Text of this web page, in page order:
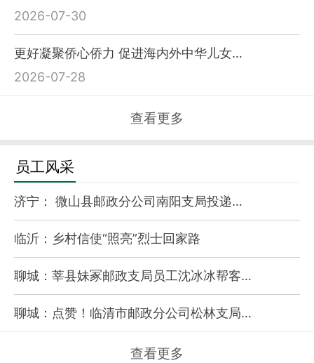
2026-07-30
更好凝聚侨心侨力 促进海内外中华儿女…
2026-07-28
查看更多
员工风采
济宁： 微山县邮政分公司南阳支局投递…
临沂：乡村信使“照亮”烈士回家路
聊城：莘县妹冢邮政支局员工沈冰冰帮客…
聊城：点赞！临清市邮政分公司松林支局…
查看更多